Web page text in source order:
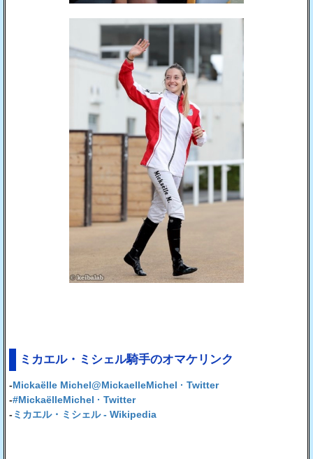
ミカエル・ミシェル騎手のオマケリンク
-Mickaëlle Michel@MickaelleMichel · Twitter
-#MickaëlleMichel · Twitter
- ミカエル・ミシェル - Wikipedia